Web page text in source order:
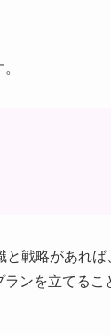
戦略があれ
ンを立てる